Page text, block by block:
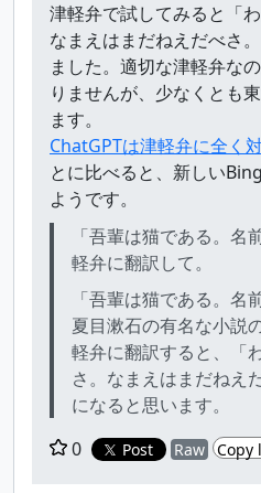
津軽弁で試してみると「
なまえはまだねえだべさ
ました。適切な津軽弁な
りませんが、少なくとも
ます。
ChatGPTは津軽弁に全く
とに比べると、新しい
ようです。
「吾輩は猫である。名
軽弁に翻訳して。
「吾輩は猫である。名
夏目漱石の有名な小説
軽弁に翻訳すると、「
さ。なまえはまだねえ
になると思います。
0
Post Raw Copy